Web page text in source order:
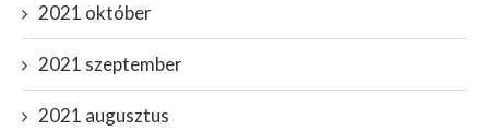
2021 október
2021 szeptember
2021 augusztus